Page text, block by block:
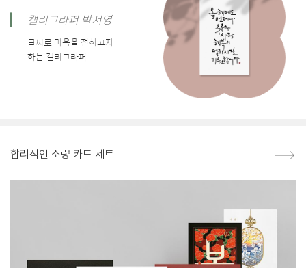
캘리그라퍼 박서영
글씨로 마음을 전하고자
하는 캘리그라퍼
합리적인 소량 카드 세트